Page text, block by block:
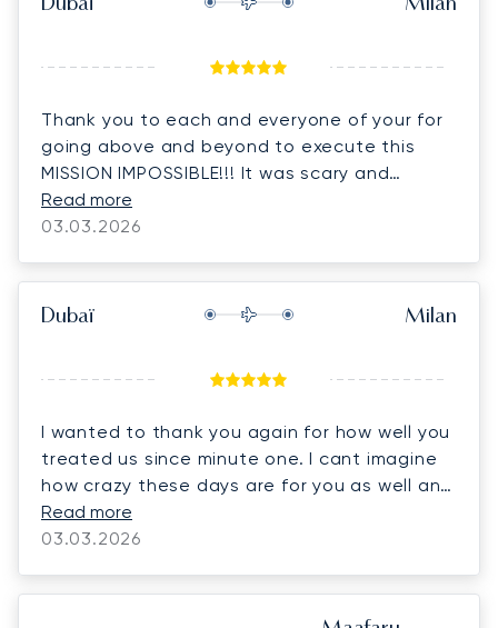
Dubaï Milan
Thank you to each and everyone of your for
going above and beyond to execute this
MISSION IMPOSSIBLE!!! It was scary and
complicated but the right call in the end and
we could not be more excited to be on
🙏 PS: we have tales to tell for sure... Love,
Bryan, Tina & Charles
Read more
03.03.2026
Dubaï Milan
I wanted to thank you again for how well you
treated us since minute one. I cant imagine
how crazy these days are for you as well and
you did amazing! If I can give a shoutout to
anyone from the company to help don’t
Read more
03.03.2026